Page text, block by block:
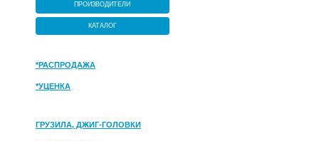
ПРОИЗВОДИТЕЛИ
КАТАЛОГ
*РАСПРОДАЖА
*УЦЕНКА
ГРУЗИЛА, ДЖИГ-ГОЛОВКИ